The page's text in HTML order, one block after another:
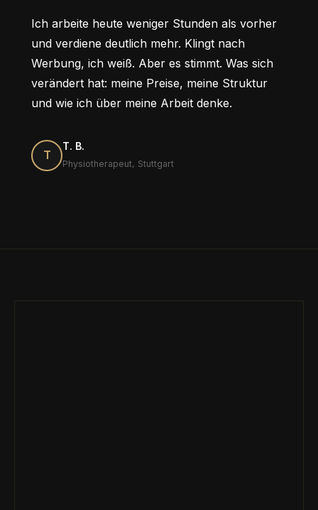
Ich arbeite heute weniger Stunden als vorher
und verdiene deutlich mehr. Klingt nach
Werbung, ich weiß. Aber es stimmt. Was sich
verändert hat: meine Preise, meine Struktur
und wie ich über meine Arbeit denke.
T
T. B.
Physiotherapeut, Stuttgart